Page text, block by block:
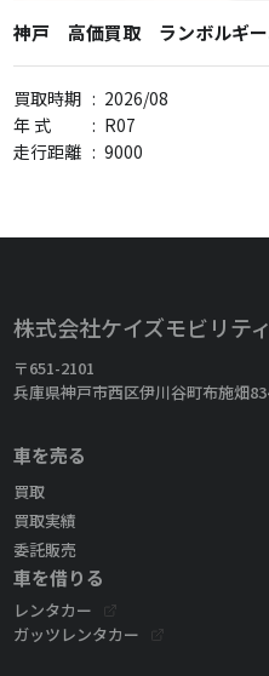
神戸 高価買取 ランボルギー
買取時期 : 2026/08
年 式
: R07
走行距離 : 9000
株式会社ケイズモビリティ
〒651-2101
兵庫県神戸市西区伊川谷町布施畑
車を売る
買取
買取実績
委託販売
車を借りる
レンタカー
ガッツレンタカー